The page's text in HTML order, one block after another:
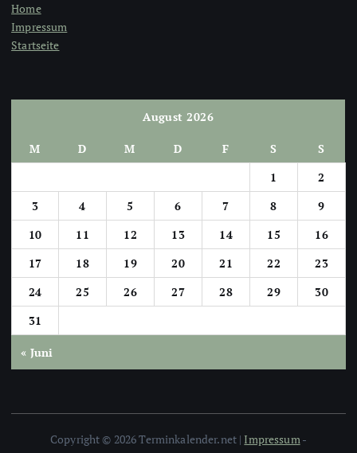
Home
Impressum
Startseite
August 2026
M D M D F S
S
1
2
3
4 5 6 7 8
9
10
11 12 13 14 15
16
17
18 19 20 21 22
23
24
25 26 27 28 29
30
31
« Juni
Copyright © 2026 Terminkalender.net | Impressum-